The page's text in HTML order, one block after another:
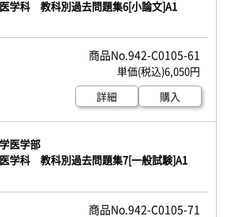
学科 教科別過去問題集6[小論文]A1
942-C0105-61
6,050円
詳細
購入
医学部
学科 教科別過去問題集7[一般試験]A1
942-C0105-71